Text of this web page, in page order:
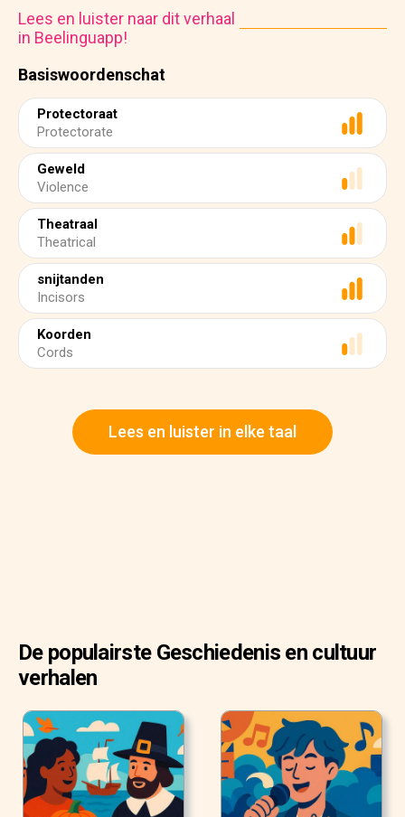
Basiswoordenschat
Protectoraat
Protectorate
Geweld
Violence
Theatraal
Theatrical
snijtanden
Incisors
Koorden
Cords
Lees en luister naar dit verhaal
in Beelinguapp!
Lees en luister in elke taal
De populairste Geschiedenis en cultuur
verhalen